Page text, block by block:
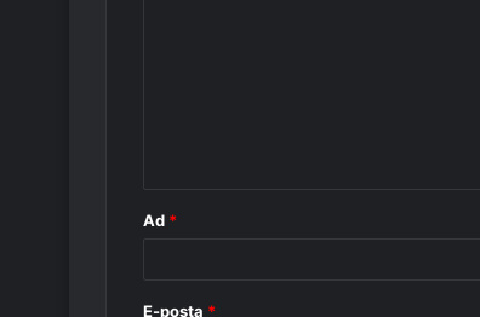
Ad *
E-posta *